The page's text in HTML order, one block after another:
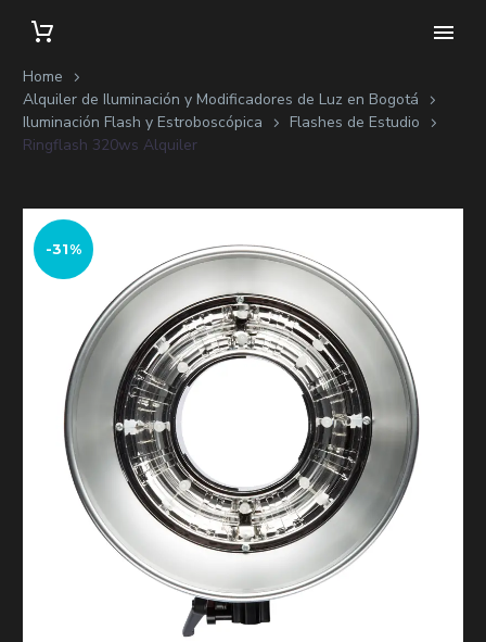
Home
Alquiler de Iluminación y Modificadores de Luz en Bogotá
Iluminación Flash y Estroboscópica
Flashes de Estudio
Ringflash 320ws Alquiler
-31%